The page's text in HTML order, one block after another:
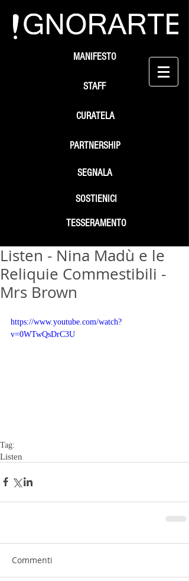
STAFF
SEGNALA
SOSTIENICI
MANIFESTO
PARTNERSHIP
TESSERAMENTO
CURATELA
Listen - Nina Madù e le
Reliquie Commestibili -
Mrs Brown
https://www.youtube.com/watch?
v=0WTwQsDrC3U
Tag:
Listen
Commenti